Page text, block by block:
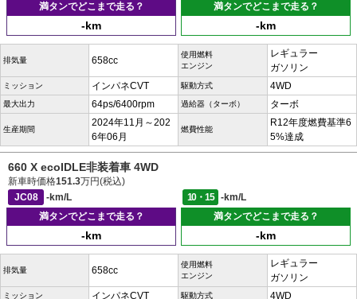
満タンでどこまで走る？
-km
満タンでどこまで走る？
-km
排気量 658cc
使用燃料
エンジン
レギュラー
ガソリン
ミッション インパネCVT 駆動方式 4WD
最大出力 64ps/6400rpm 過給器（ターボ） ターボ
生産期間
2024年11月～202
6年06月
燃費性能
R12年度燃費基準6
5%達成
660 X ecoIDLE非装着車 4WD
新車時価格151.3万円(税込)
JC08
-km/L 10・15
-km/L
満タンでどこまで走る？
-km
満タンでどこまで走る？
-km
排気量 658cc
使用燃料
エンジン
レギュラー
ガソリン
ミッション インパネCVT 駆動方式 4WD